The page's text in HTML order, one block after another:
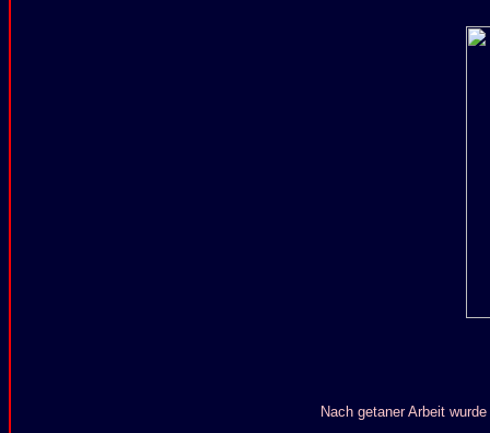
Nach getaner Arbeit